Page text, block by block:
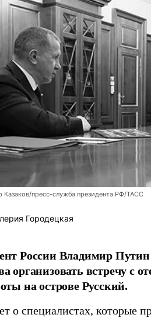
Казаков/пресс-служба президента РФ/ТАСС
Городецкая
России Владимир
организовать встречу
на острове Русский.
о специалистах, которые